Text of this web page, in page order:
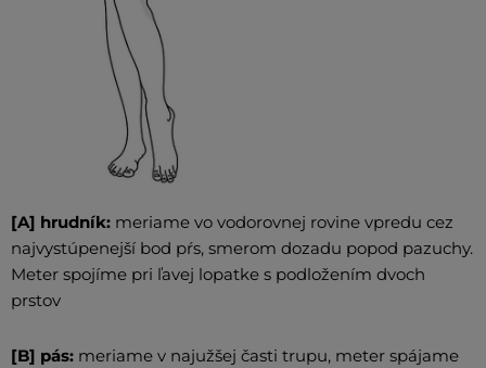
[A] hrudník: meriame vo vodorovnej rovine vpredu cez
najvystúpenejší bod pŕs, smerom dozadu popod pazuchy.
Meter spojíme pri ľavej lopatke s podložením dvoch
prstov
[B] pás: meriame v najužšej časti trupu, meter spájame